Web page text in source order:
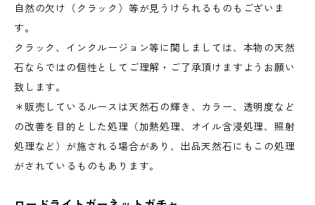
自然の欠け（クラック）等が見うけられるものもございま
す。
クラック、インクルージョン等に関しましては、本物の天然
石ならではの個性としてご理解・ご了承頂けますようお願い
致します。
＊販売しているルースは天然石の輝き、カラー、透明度など
の改善を目的とした処理（加熱処理、オイル含浸処理、照射
処理など）が施される場合があり、出品天然石にもこの処理
がされているものもあります。